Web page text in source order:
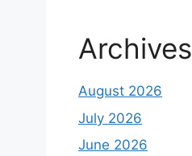
Archives
August 2026
July 2026
June 2026